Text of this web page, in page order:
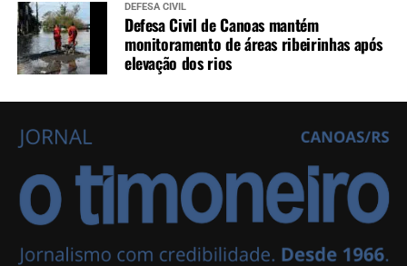
DEFESA CIVIL
Defesa Civil de Canoas mantém
monitoramento de áreas ribeirinhas após
elevação dos rios